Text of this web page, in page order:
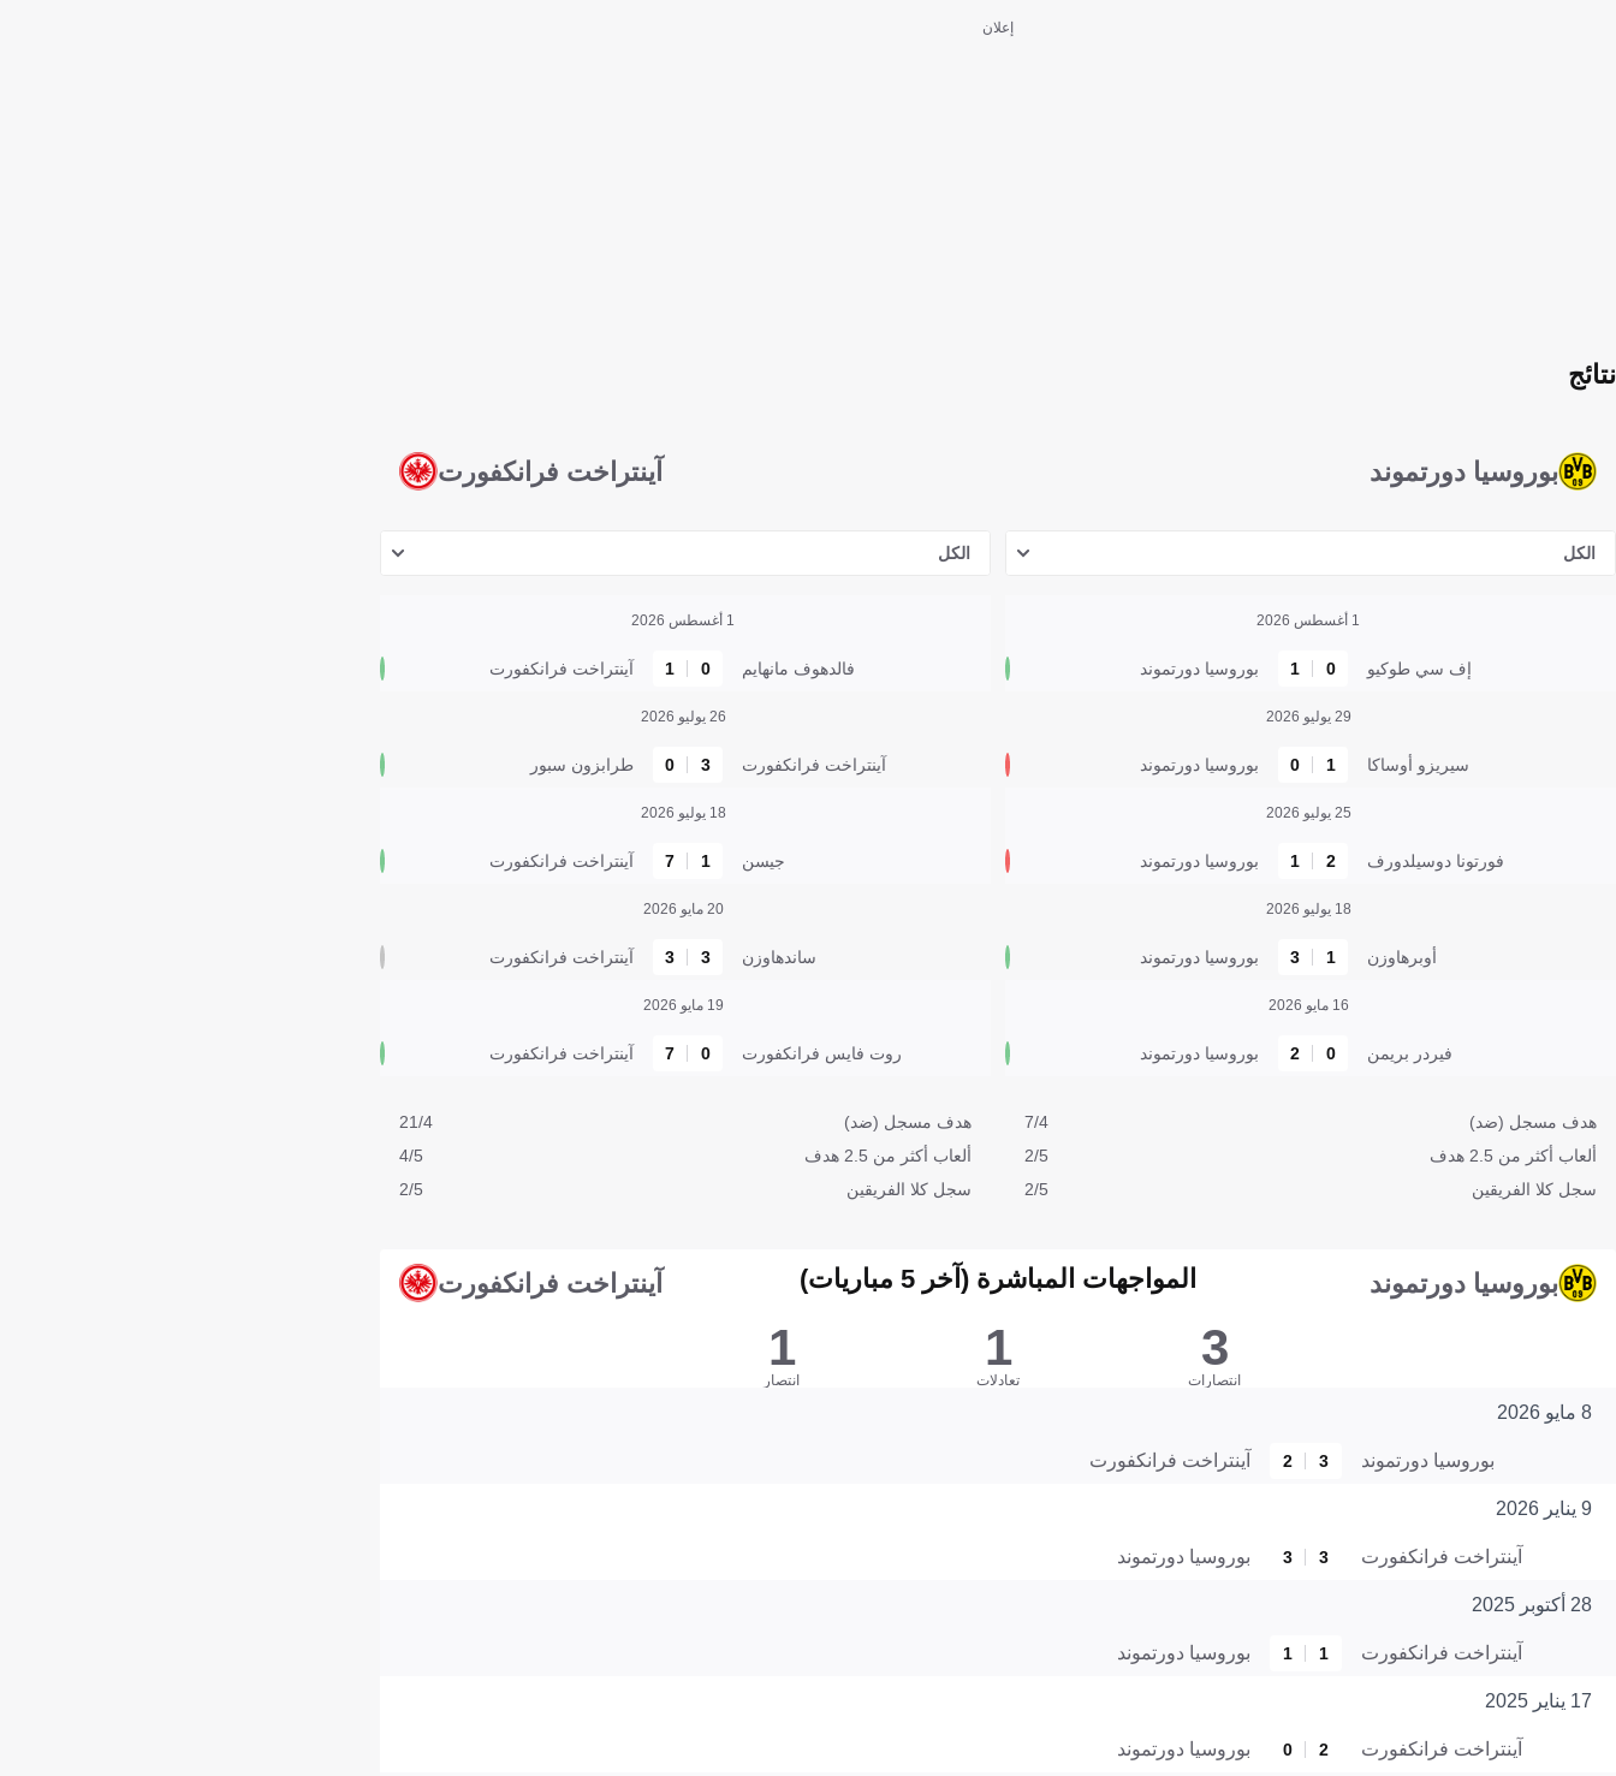
إعلان
بوروسيا دورتموند
نتائج
آينتراخت فرانكفورت
الكل
1 أغسطس 2026
إف سي طوكيو 0
1 بوروسيا دورتموند
29 يوليو 2026
سيريزو أوساكا 1
0 بوروسيا دورتموند
25 يوليو 2026
فورتونا دوسيلدورف 2
1 بوروسيا دورتموند
18 يوليو 2026
أوبرهاوزن 1
3 بوروسيا دورتموند
16 مايو 2026
فيردر بريمن 0
2 بوروسيا دورتموند
هدف مسجل (ضد)
7/4
ألعاب أكثر من 2.5 هدف
2/5
سجل كلا الفريقين
2/5
الكل
1 أغسطس 2026
فالدهوف مانهايم 0
1 آينتراخت فرانكفورت
26 يوليو 2026
آينتراخت فرانكفورت 3
0 طرابزون سبور
18 يوليو 2026
جيسن 1
7 آينتراخت فرانكفورت
20 مايو 2026
ساندهاوزن 3
3 آينتراخت فرانكفورت
19 مايو 2026
روت فايس فرانكفورت 0
7 آينتراخت فرانكفورت
هدف مسجل (ضد)
21/4
ألعاب أكثر من 2.5 هدف
4/5
سجل كلا الفريقين
2/5
بوروسيا دورتموند المواجهات المباشرة (آخر 5 مباريات) آينتراخت فرانكفورت
3
انتصارات
1
تعادلات
1
انتصار
8 مايو 2026
بوروسيا دورتموند 3
2 آينتراخت فرانكفورت
9 يناير 2026
آينتراخت فرانكفورت 3
3 بوروسيا دورتموند
28 أكتوبر 2025
آينتراخت فرانكفورت 1
1 بوروسيا دورتموند
17 يناير 2025
آينتراخت فرانكفورت 2
0 بوروسيا دورتموند